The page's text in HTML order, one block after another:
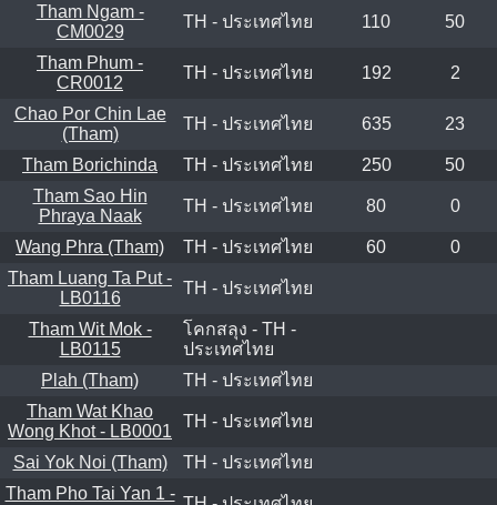
Tham Ngam -
CM0029
TH - ประเทศไทย 110 50
Tham Phum -
CR0012
TH - ประเทศไทย 192 2
Chao Por Chin Lae
(Tham)
TH - ประเทศไทย 635 23
Tham Borichinda TH - ประเทศไทย 250
50
Tham Sao Hin
Phraya Naak
TH - ประเทศไทย 80 0
Wang Phra (Tham) TH - ประเทศไทย 60
0
Tham Luang Ta Put -
LB0116
TH - ประเทศไทย
Tham Wit Mok -
LB0115
โคกสลุง - TH -
ประเทศไทย
Plah (Tham)
TH - ประเทศไทย
Tham Wat Khao
Wong Khot - LB0001
TH - ประเทศไทย
Sai Yok Noi (Tham)
TH - ประเทศไทย
Tham Pho Tai Yan 1 -